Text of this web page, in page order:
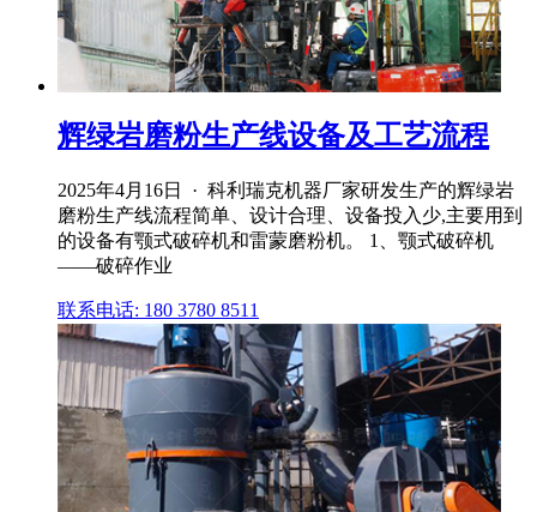
辉绿岩磨粉生产线设备及工艺流程
2025年4月16日 · 科利瑞克机器厂家研发生产的辉绿岩
磨粉生产线流程简单、设计合理、设备投入少,主要用到
的设备有颚式破碎机和雷蒙磨粉机。 1、颚式破碎机
——破碎作业
联系电话: 180 3780 8511